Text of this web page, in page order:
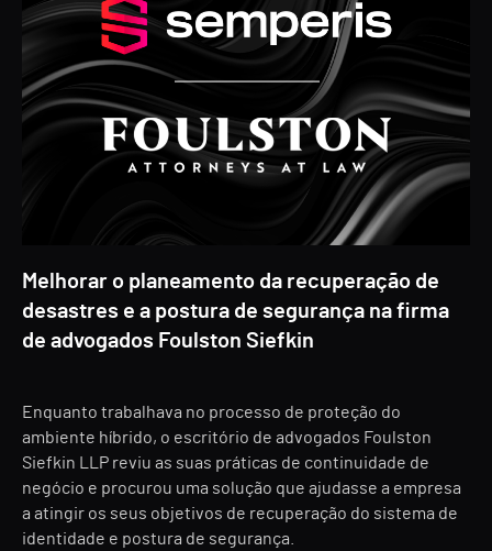
Melhorar o planeamento da recuperação de
desastres e a postura de segurança na firma
de advogados Foulston Siefkin
Enquanto trabalhava no processo de proteção do
ambiente híbrido, o escritório de advogados Foulston
Siefkin LLP reviu as suas práticas de continuidade de
negócio e procurou uma solução que ajudasse a empresa
a atingir os seus objetivos de recuperação do sistema de
identidade e postura de segurança.